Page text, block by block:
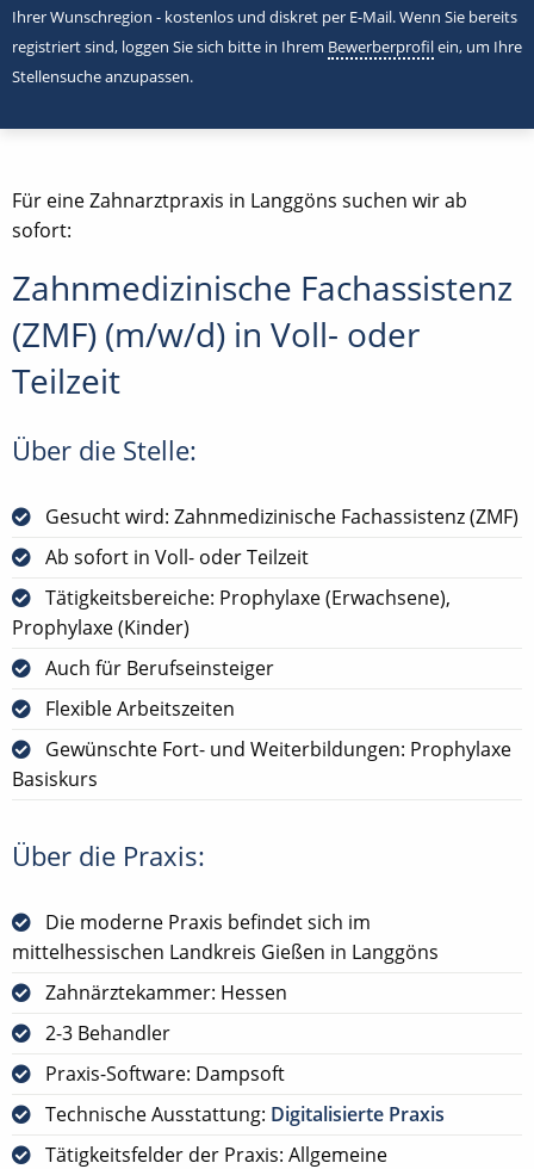
Ihrer Wunschregion - kostenlos und diskret per E-Mail. Wenn Sie bereits
registriert sind, loggen Sie sich bitte in Ihrem Bewerberprofilein, um Ihre
Stellensuche anzupassen.
Für eine Zahnarztpraxis in Langgöns suchen wir ab
sofort:
Zahnmedizinische Fachassistenz
(ZMF) (m/w/d) in Voll- oder
Teilzeit
Über die Stelle:
Gesucht wird: Zahnmedizinische Fachassistenz (ZMF)
Ab sofort in Voll- oder Teilzeit
Tätigkeitsbereiche: Prophylaxe (Erwachsene),
Prophylaxe (Kinder)
Auch für Berufseinsteiger
Flexible Arbeitszeiten
Gewünschte Fort- und Weiterbildungen: Prophylaxe
Basiskurs
Über die Praxis:
Die moderne Praxis befindet sich im
mittelhessischen Landkreis Gießen in Langgöns
Zahnärztekammer: Hessen
2-3 Behandler
Praxis-Software: Dampsoft
Technische Ausstattung: Digitalisierte Praxis
Tätigkeitsfelder der Praxis: Allgemeine